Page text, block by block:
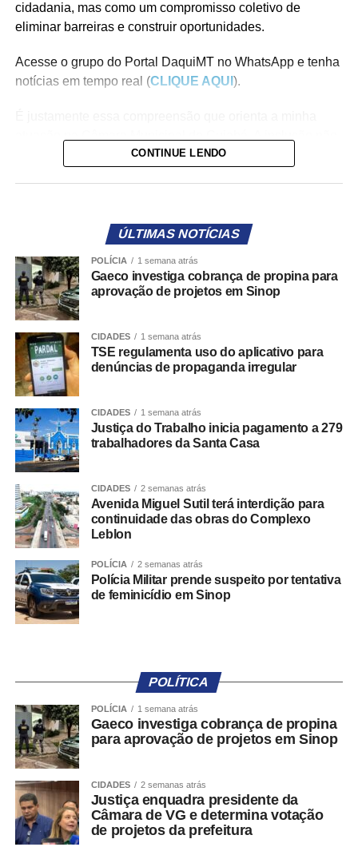
cidadania, mas como um compromisso coletivo de
eliminar barreiras e construir oportunidades.
Acesse o grupo do Portal DaquiMT no WhatsApp e tenha
notícias em tempo real (CLIQUE AQUI).
acontece apenas quando reconhecemos direitos no
Foi com esse propósito que apresentei leis voltadas para
fortalecer a autonomia e a dignidade das pessoas com
deficiência e de suas famílias. A publicização da jornada
do autista, por exemplo, garante que a população saiba
onde buscar diagnóstico, terapias e medicamentos na
rede municipal. Informação também é acessibilidade.
Também aprovamos a criação da Semana Municipal de
Conscientização e Responsabilidade Parental de
Crianças e Adolescentes com Deficiência, reforçando que
o cuidado, a inclusão e o desenvolvimento dessas
crianças exigem uma rede de apoio fortalecida e uma
Outro avanço importante foi assegurar às mulheres
surdas o direito de contar com intérprete de Libras
durante todo o processo de pré-parto, parto e pós-parto
imediato. Humanizar o atendimento também significa
garantir comunicação, autonomia e segurança em um dos
momentos mais importantes da vida. Da mesma forma, a
proposta de incluir o símbolo do Cordão de Girassol e
pessoas cujas necessidades nem sempre são visíveis,
mas que merecem o mesmo respeito e acolhimento.
A LBI nos ensina que inclusão não é favor, nem privilégio.
É um direito. E direitos só existem plenamente quando
são conhecidos, respeitados e efetivamente garantidos.
Ainda temos muitos desafios pela frente, desde a oferta
de serviços públicos até a eliminação de preconceitos
que continuam limitando vidas. Mas cada avanço
CONTINUE LENDO
ÚLTIMAS NOTÍCIAS
POLÍCIA 1 semana atrás
Gaeco investiga cobrança de propina para
aprovação de projetos em Sinop
CIDADES 1 semana atrás
TSE regulamenta uso do aplicativo para
denúncias de propaganda irregular
CIDADES 1 semana atrás
Justiça do Trabalho inicia pagamento a 279
trabalhadores da Santa Casa
CIDADES 2 semanas atrás
Avenida Miguel Sutil terá interdição para
continuidade das obras do Complexo
Leblon
POLÍCIA 2 semanas atrás
Polícia Militar prende suspeito por tentativa
de feminicídio em Sinop
POLÍTICA
POLÍCIA 1 semana atrás
Gaeco investiga cobrança de propina
para aprovação de projetos em Sinop
CIDADES 2 semanas atrás
Justiça enquadra presidente da
Câmara de VG e determina votação
de projetos da prefeitura